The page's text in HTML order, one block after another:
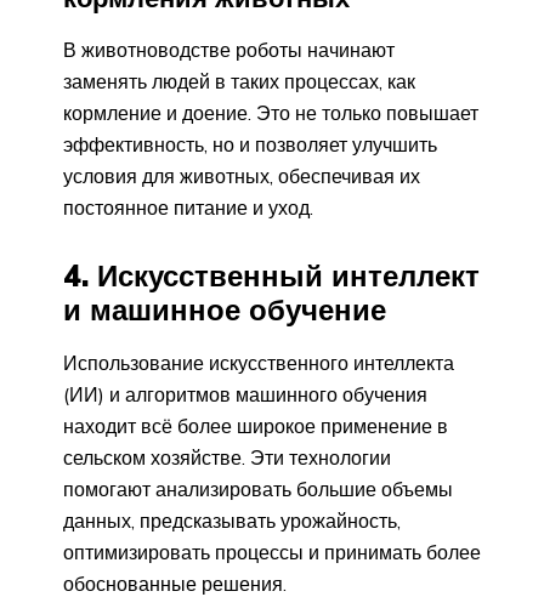
В животноводстве роботы начинают
заменять людей в таких процессах, как
кормление и доение. Это не только повышает
эффективность, но и позволяет улучшить
условия для животных, обеспечивая их
постоянное питание и уход.
4. Искусственный интеллект
и машинное обучение
Использование искусственного интеллекта
(ИИ) и алгоритмов машинного обучения
находит всё более широкое применение в
сельском хозяйстве. Эти технологии
помогают анализировать большие объемы
данных, предсказывать урожайность,
оптимизировать процессы и принимать более
обоснованные решения.